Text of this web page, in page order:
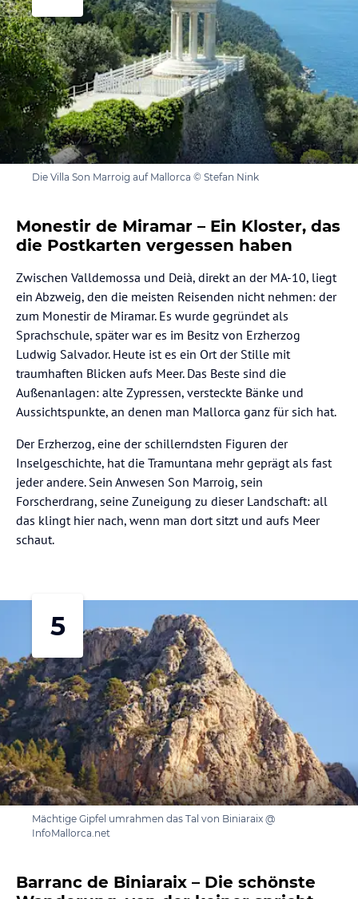
Die Villa Son Marroig auf Mallorca © Stefan Nink
Monestir de Miramar – Ein Kloster, das
die Postkarten vergessen haben
Zwischen Valldemossa und Deià, direkt an der MA-10, liegt
ein Abzweig, den die meisten Reisenden nicht nehmen: der
zum Monestir de Miramar. Es wurde gegründet als
Sprachschule, später war es im Besitz von Erzherzog
Ludwig Salvador. Heute ist es ein Ort der Stille mit
traumhaften Blicken aufs Meer. Das Beste sind die
Außenanlagen: alte Zypressen, versteckte Bänke und
Aussichtspunkte, an denen man Mallorca ganz für sich hat.
Der Erzherzog, eine der schillerndsten Figuren der
Inselgeschichte, hat die Tramuntana mehr geprägt als fast
jeder andere. Sein Anwesen Son Marroig, sein
Forscherdrang, seine Zuneigung zu dieser Landschaft: all
das klingt hier nach, wenn man dort sitzt und aufs Meer
schaut.
5
Mächtige Gipfel umrahmen das Tal von Biniaraix @
InfoMallorca.net
Barranc de Biniaraix – Die schönste